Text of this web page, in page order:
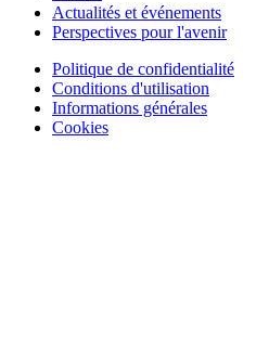
Actualités et événements
Perspectives pour l'avenir
Politique de confidentialité
Conditions d'utilisation
Informations générales
Cookies